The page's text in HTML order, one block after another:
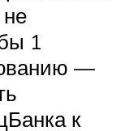
1
—
к